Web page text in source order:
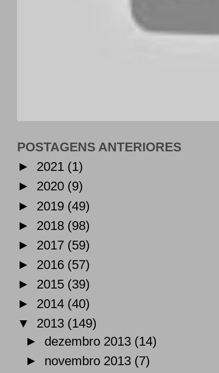
POSTAGENS ANTERIORES
► 2021 (1)
► 2020 (9)
► 2019 (49)
► 2018 (98)
► 2017 (59)
► 2016 (57)
► 2015 (39)
► 2014 (40)
▼ 2013 (149)
► dezembro 2013 (14)
► novembro 2013 (7)